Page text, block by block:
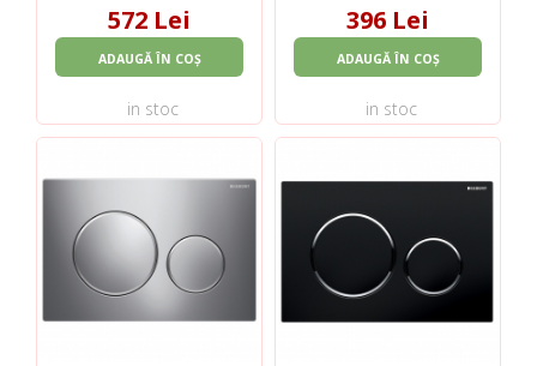
572 Lei
ADAUGĂ ÎN COȘ
in stoc
396 Lei
ADAUGĂ ÎN COȘ
in stoc